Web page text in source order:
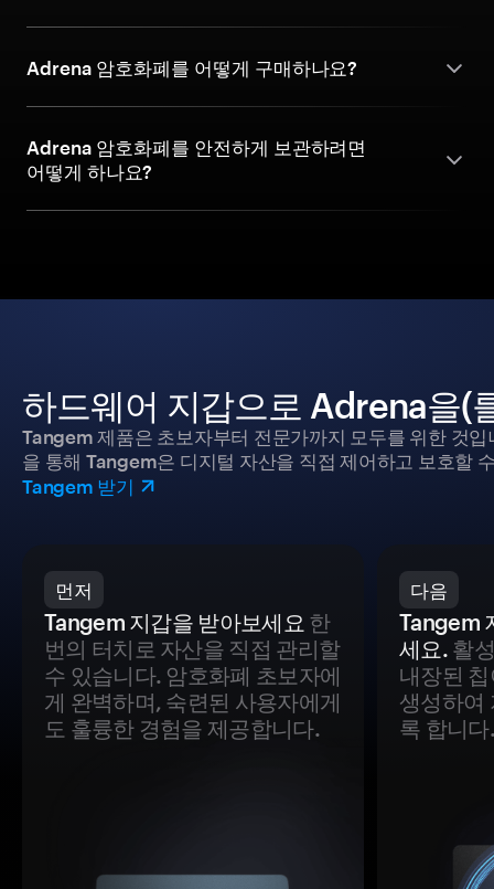
Adrena 암호화폐를 어떻게 구매하나요?
Adrena 암호화폐를 안전하게 보관하려면
어떻게 하나요?
하드웨어 지갑으로 Adrena을(
Tangem 제품은 초보자부터 전문가까지 모두를 위한 것
을 통해 Tangem은 디지털 자산을 직접 제어하고 보호할
Tangem 받기
먼저
Tangem 지갑을 받아보세요 한
번의 터치로 자산을 직접 관리할
수 있습니다. 암호화폐 초보자에
게 완벽하며, 숙련된 사용자에게
도 훌륭한 경험을 제공합니다.
다음
Tangem
세요.활
내장된
생성하여
록 합니다.